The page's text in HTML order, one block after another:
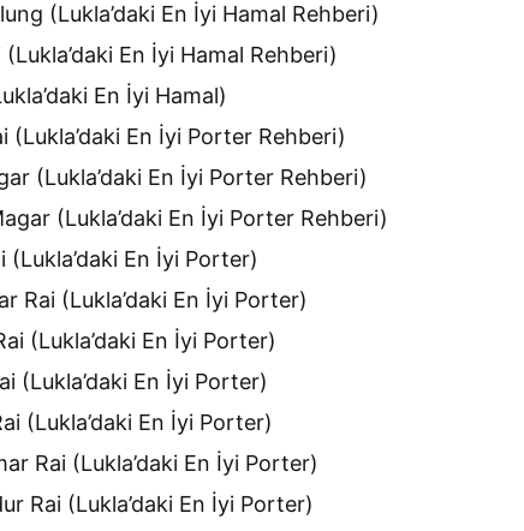
(Lukla’daki En İyi Hamal Rehberi)
En İyi Hamal Rehberi)
En İyi Hamal)
(Lukla’daki En İyi Porter Rehberi)
(Lukla’daki En İyi Porter Rehberi)
(Lukla’daki En İyi Porter Rehberi)
(Lukla’daki En İyi Porter)
Rai (Lukla’daki En İyi Porter)
(Lukla’daki En İyi Porter)
(Lukla’daki En İyi Porter)
(Lukla’daki En İyi Porter)
Rai (Lukla’daki En İyi Porter)
Rai (Lukla’daki En İyi Porter)